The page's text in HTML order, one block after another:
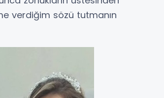
verdiğim sözü tutmanın